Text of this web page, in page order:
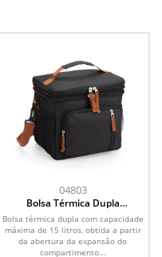
04803
Bolsa Térmica Dupla
Expansível 15L
Bolsa térmica dupla com capacidade
máxima de 15 litros, obtida a partir
da abertura da expansão do
compartimento...